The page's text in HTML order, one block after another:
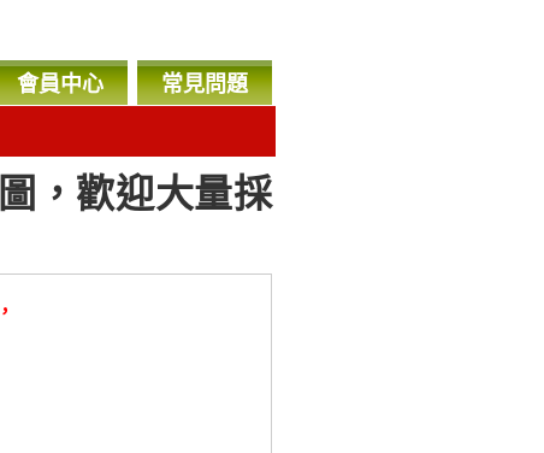
會員中心 常見問題
，歡迎大量採